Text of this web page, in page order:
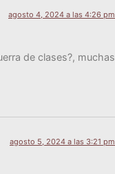
agosto 4, 2024 a las 4:26 pm
de cla­ses?, muchas
agosto 5, 2024 a las 3:21 pm